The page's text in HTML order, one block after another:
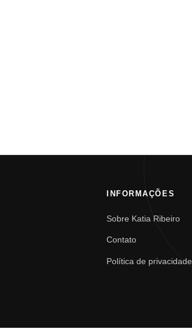
INFORMAÇÕES
Sobre Katia Ribeiro
Contato
Política de privacidade